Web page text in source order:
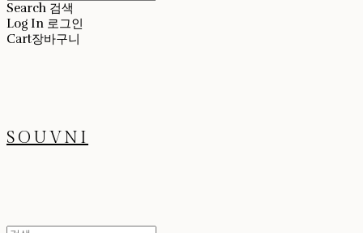
Search 검색
Log In 로그인
Cart장바구니
SOUVNI